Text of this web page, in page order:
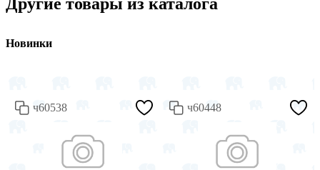
Новинки
ч60538 ч60448